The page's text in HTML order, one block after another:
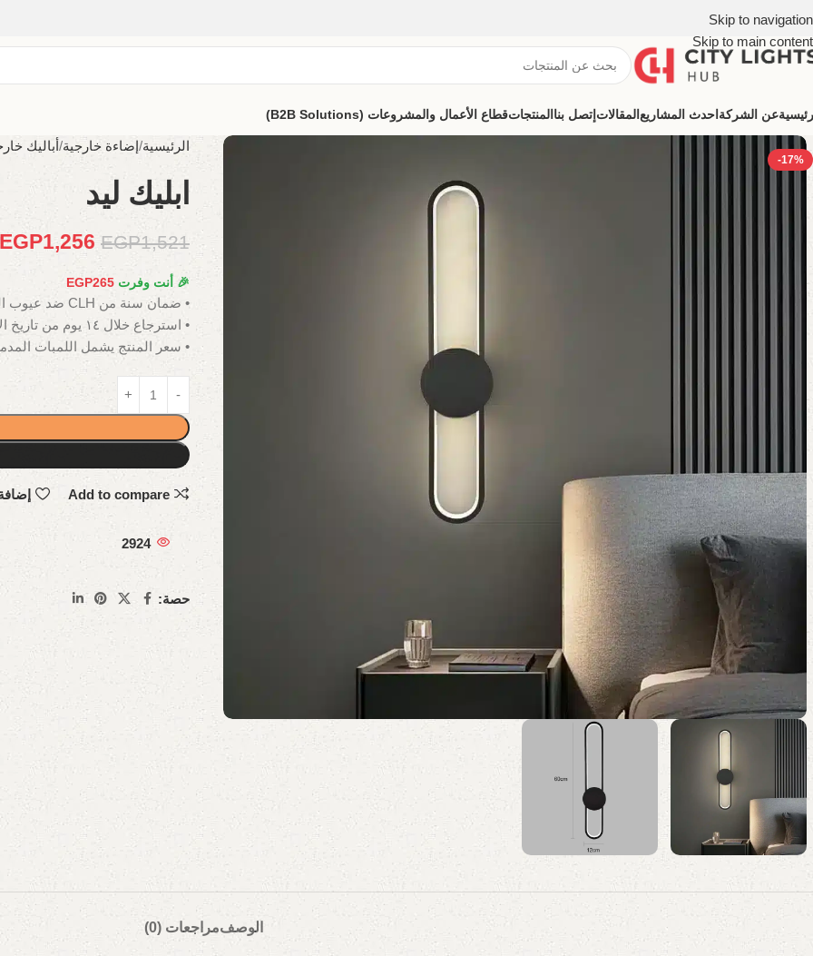
Skip to navigation
Skip to main content
عن الشركة احدث المشاريع المقالات إتصل بنا المنتجاتقطاع الأعمال والمشروعات (B2B Solutions)
-17%
الرئيسية إضاءة خارجية أباليك
ابليك ليد
EGP1,521
EGP1,256
🎉 أنت وفرت EGP265
• ضمان سنة من CLH ضد عيوب الصناعة.
• استرجاع خلال ١٤ يوم من تاريخ الاستلام.
• سعر المنتج يشمل اللمبات
Add to compare
2924
حصة:
الوصفمراجعات (0)